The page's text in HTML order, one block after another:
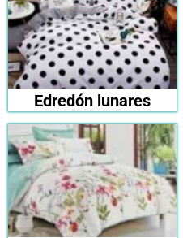
Edredón lunares